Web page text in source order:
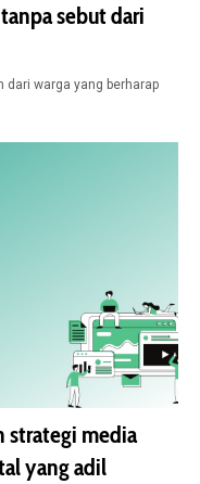
sebut dari
dari warga yang berharap
strategi media
yang adil